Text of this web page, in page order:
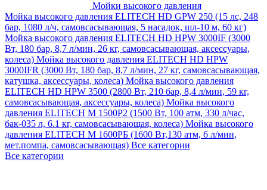
Мойки высокого давления
Мойка высокого давления ELITECH HD GPW 250 (15 лс, 248
бар, 1080 л/ч, самовсасывающая, 5 насадок, шл-10 м, 60 кг)
Мойка высокого давления ELITECH HD HPW 3000IF (3000
Вт, 180 бар, 8,7 л/мин, 26 кг, самовсасывающая, аксессуары,
колеса) Мойка высокого давления ELITECH HD HPW
3000IFR (3000 Вт, 180 бар, 8,7 л/мин, 27 кг, самовсасывающая,
катушка, аксессуары, колеса) Мойка высокого давления
ELITECH HD HPW 3500 (2800 Вт, 210 бар, 8,4 л/мин, 59 кг,
самовсасывающая, аксессуары, колеса) Мойка высокого
давления ELITECH M 1500P2 (1500 Вт, 100 атм, 330 л/час,
бак-035 л, 6.1 кг, самовсасывающая, колеса) Мойка высокого
давления ELITECH М 1600РБ (1600 Вт,130 атм, 6 л/мин,
мет.помпа, самовсасывающая) Все категории
Все категории